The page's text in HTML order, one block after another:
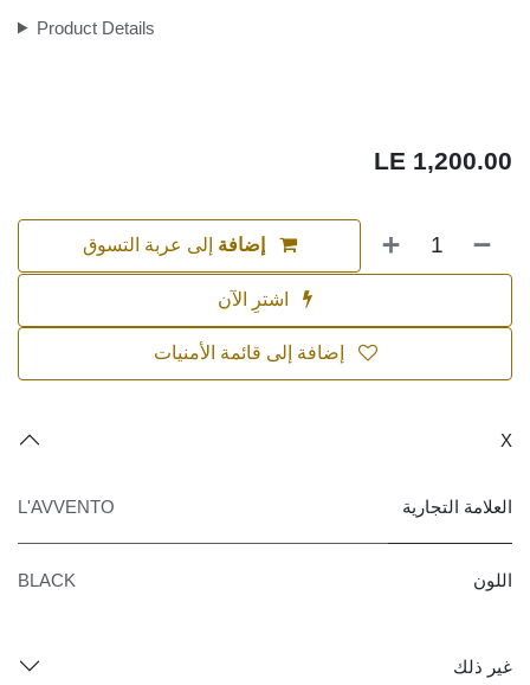
Product Details
1,200.00
إضافة إلى عربة التسوق
إضافة إلى قائمة الأمنيات
X
العلامة التجارية L'AVVENTO
اللون BLACK
غير ذلك